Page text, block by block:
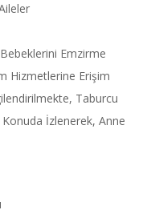
Emzirme
Hizmetlerine Erişim
Taburcu
İzlenerek, Anne